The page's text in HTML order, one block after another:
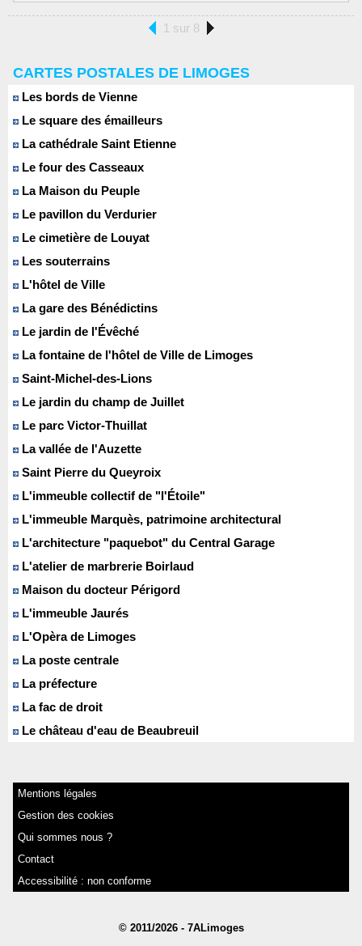
1 sur 8
CARTES POSTALES DE LIMOGES
Les bords de Vienne
Le square des émailleurs
La cathédrale Saint Etienne
Le four des Casseaux
La Maison du Peuple
Le pavillon du Verdurier
Le cimetière de Louyat
Les souterrains
L'hôtel de Ville
La gare des Bénédictins
Le jardin de l'Évêché
La fontaine de l'hôtel de Ville de Limoges
Saint-Michel-des-Lions
Le jardin du champ de Juillet
Le parc Victor-Thuillat
La vallée de l'Auzette
Saint Pierre du Queyroix
L'immeuble collectif de "l'Étoile"
L'immeuble Marquès, patrimoine architectural
L'architecture "paquebot" du Central Garage
L'atelier de marbrerie Boirlaud
Maison du docteur Périgord
L'immeuble Jaurés
L'Opèra de Limoges
La poste centrale
La préfecture
La fac de droit
Le château d'eau de Beaubreuil
Mentions légales
Gestion des cookies
Qui sommes nous ?
Contact
Accessibilité : non conforme
© 2011/2026 - 7ALimoges